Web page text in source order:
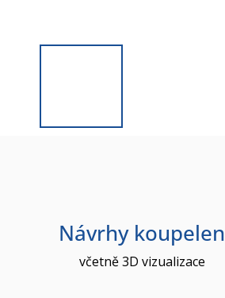
Návrhy koupelen
včetně 3D vizualizace